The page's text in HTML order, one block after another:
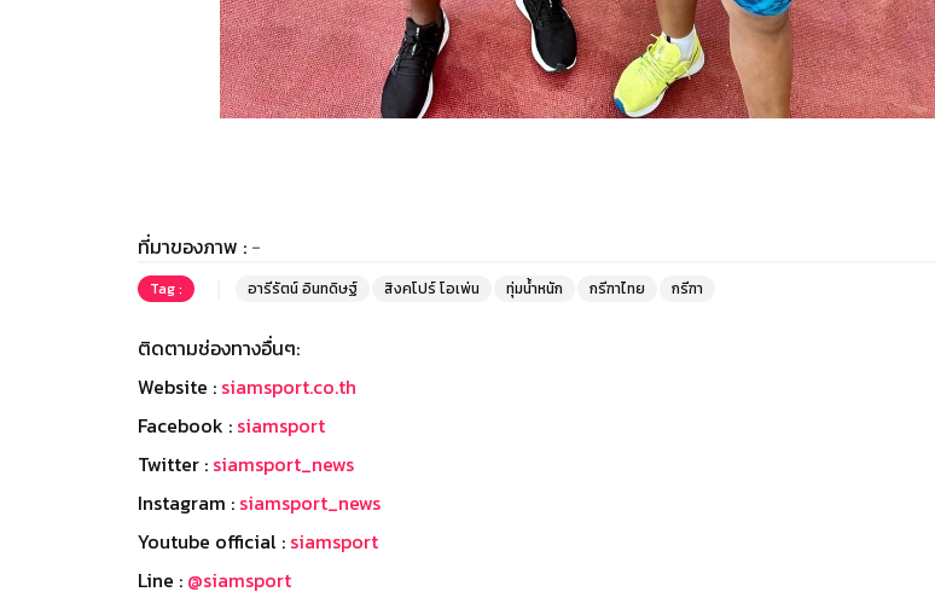
ที่มาของภาพ : -
Tag : อารีรัตน์ อินทดิษฐ์ สิงคโปร์ โอเพ่น ทุ่มน้ำหนัก กรีฑาไทย กรีฑา
ติดตามช่องทางอื่นๆ:
Website : siamsport.co.th
Facebook : siamsport
Twitter : siamsport_news
Instagram : siamsport_news
Youtube official : siamsport
Line : @siamsport